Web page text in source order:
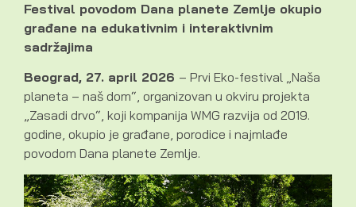
Festival povodom Dana planete Zemlje okupio
građane na edukativnim i interaktivnim
sadržajima
Beograd, 27. april 2026 – Prvi Eko-festival „Naša
planeta – naš dom“, organizovan u okviru projekta
„Zasadi drvo“, koji kompanija WMG razvija od 2019.
godine, okupio je građane, porodice i najmlađe
povodom Dana planete Zemlje.